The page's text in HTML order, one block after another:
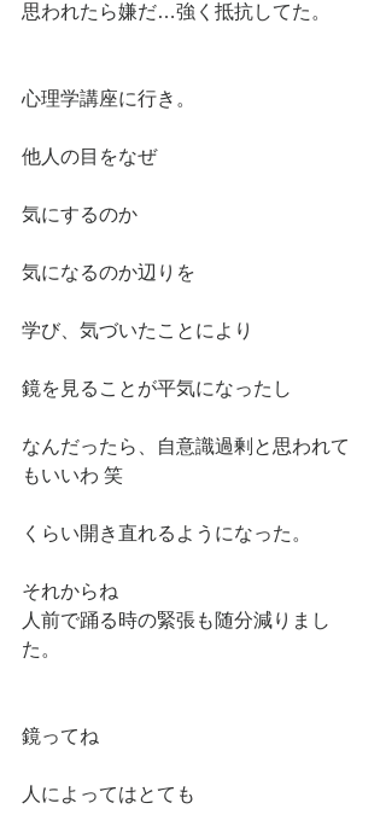
思われたら嫌だ…強く抵抗してた。
心理学講座に行き。
他人の目をなぜ
気にするのか
気になるのか辺りを
学び、気づいたことにより
鏡を見ることが平気になったし
なんだったら、自意識過剰と思われて
もいいわ 笑
くらい開き直れるようになった。
それからね
人前で踊る時の緊張も随分減りまし
た。
鏡ってね
人によってはとても